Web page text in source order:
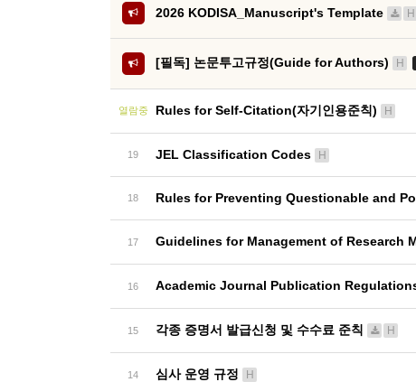
2026 KODISA_Manuscript's Template H
[필독] 논문투고규정(Guide for Authors) H
열람중 Rules for Self-Citation(자기인용준칙) H
19 JEL Classification Codes H
18 Rules for Preventing Questionable and
17 Guidelines for Management of Research
16 Academic Journal Publication Regulations
15 각종 증명서 발급신청 및 수수료 준칙 H
14 심사 운영 규정 H